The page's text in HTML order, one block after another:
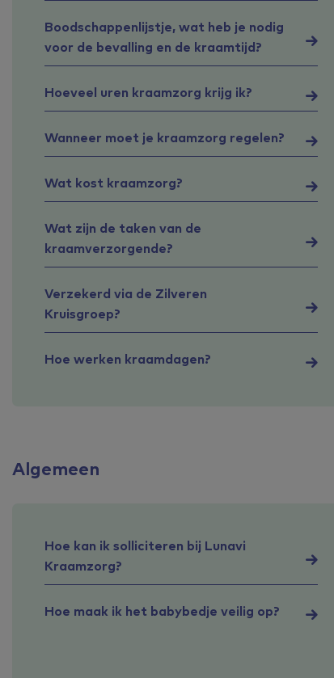
Boodschappenlijstje, wat heb je nodig
voor de bevalling en de kraamtijd?
Hoeveel uren kraamzorg krijg ik?
Wanneer moet je kraamzorg regelen?
Wat kost kraamzorg?
Wat zijn de taken van de
kraamverzorgende?
Verzekerd via de Zilveren
Kruisgroep?
Hoe werken kraamdagen?
Algemeen
Hoe kan ik solliciteren bij Lunavi
Kraamzorg?
Hoe maak ik het babybedje veilig op?